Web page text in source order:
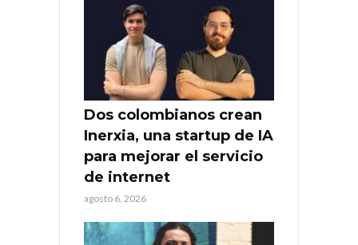
Dos colombianos crean
Inerxia, una startup de IA
para mejorar el servicio
de internet
agosto 6, 2026